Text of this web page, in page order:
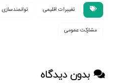
تغییرات اقلیمی توانمندسازی
مشارکت عمومی
بدون دیدگاه